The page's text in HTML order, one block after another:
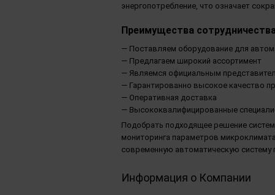
энергопотребление, что означает
Преимущества
— Поставляем оборудование для
— Предлагаем широкий ассортимент
— Являемся официальным
— Гарантированно высокое качество
— Оперативная доставка
— Высококвалифицированные
Подобрать подходящее решение
мониторинга параметров
современную автоматическую систему
Информация о Компании